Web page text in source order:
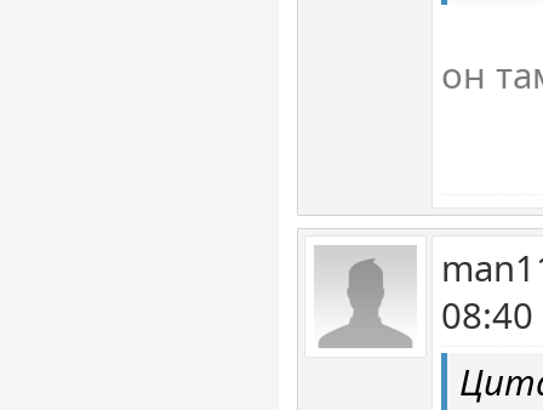
он